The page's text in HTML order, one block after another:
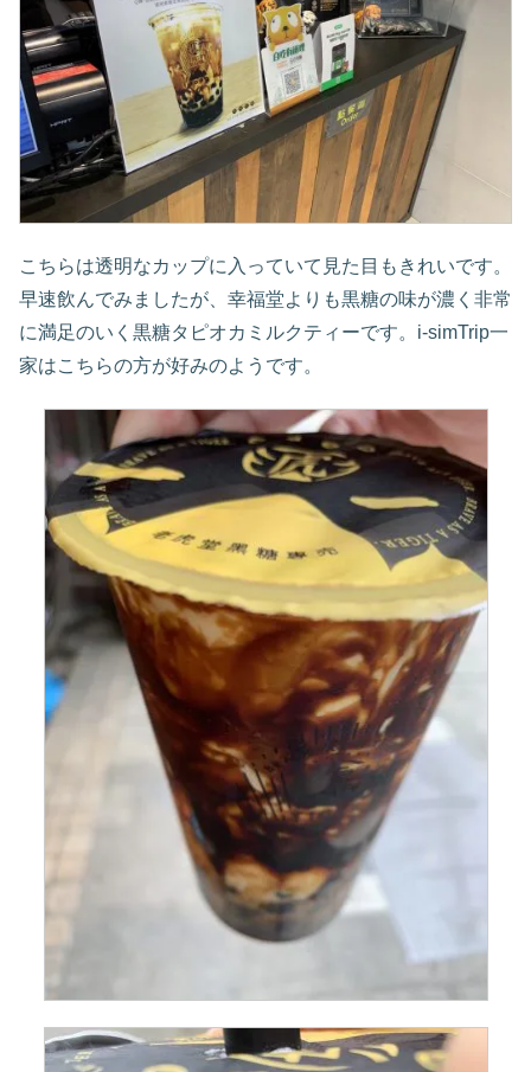
こちらは透明なカップに入っていて見た目もきれいです。
早速飲んでみましたが、幸福堂よりも黒糖の味が濃く非常
に満足のいく黒糖タピオカミルクティーです。i-simTrip一
家はこちらの方が好みのようです。